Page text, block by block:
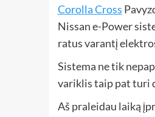
Corolla Cross
Nissan e-Power
ratus varantį
Sistema ne tik
variklis taip pat turi
Aš praleidau laiką